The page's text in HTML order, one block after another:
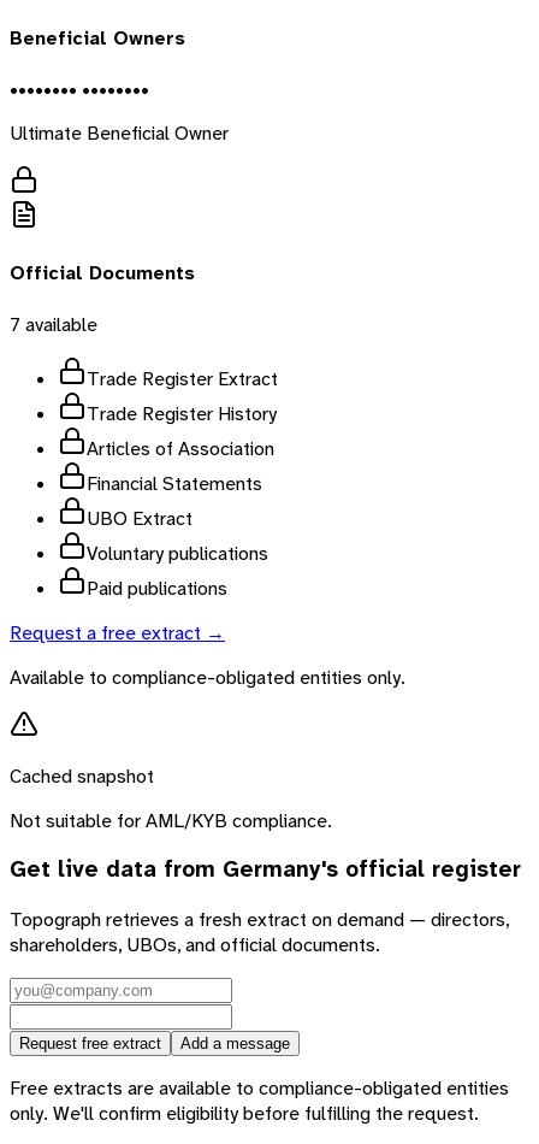
Beneficial Owners
•••••••• ••••••••
Ultimate Beneficial Owner
Official Documents
7 available
Trade Register Extract
Trade Register History
Articles of Association
Financial Statements
UBO Extract
Voluntary publications
Paid publications
Request a free extract →
Available to compliance-obligated entities only.
Cached snapshot
Not suitable for AML/KYB compliance.
Get live data from Germany's official register
Topograph retrieves a fresh extract on demand — directors,
shareholders, UBOs, and official documents.
Request free extract Add a message
Free extracts are available to compliance-obligated entities
only. We'll confirm eligibility before fulfilling the request.